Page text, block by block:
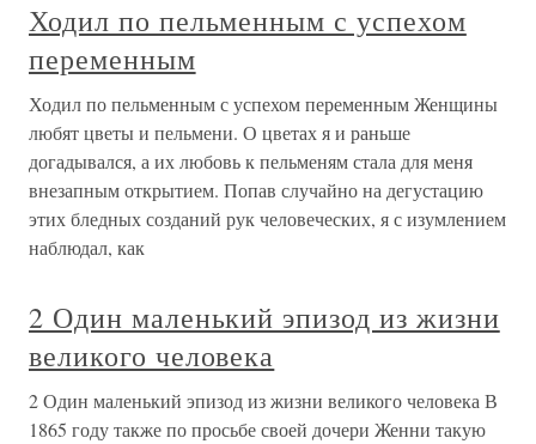
Ходил по пельменным с успехом
переменным
Ходил по пельменным с успехом переменным Женщины
любят цветы и пельмени. О цветах я и раньше
догадывался, а их любовь к пельменям стала для меня
внезапным открытием. Попав случайно на дегустацию
этих бледных созданий рук человеческих, я с изумлением
наблюдал, как
2 Один маленький эпизод из жизни
великого человека
2 Один маленький эпизод из жизни великого человека В
1865 году также по просьбе своей дочери Женни такую